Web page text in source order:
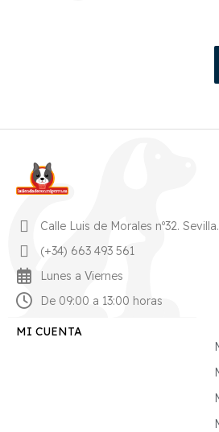
Calle Luis de Morales nº32. Sevilla.
(+34) 663 493 561
Lunes a Viernes
De 09:00 a 13:00 horas
MI CUENTA